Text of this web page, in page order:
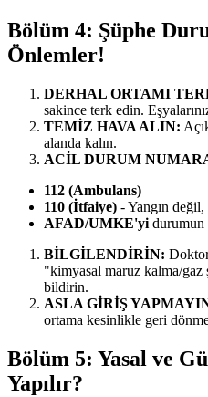
Bölüm 4: Şüphe
Önlemler!
DERHAL ORTAMI
sakince terk edin.
TEMİZ HAVA ALIN:
alanda kalın.
ACİL DURUM
112 (Ambulans)
110 (İtfaiye) - Yangın
AFAD/UMKE'yi
BİLGİLENDİRİN:
"kimyasal maruz kalma/
bildirin.
ASLA GİRİŞ
ortama kesinlikle geri
Bölüm 5: Yasal ve
Yapılır?